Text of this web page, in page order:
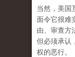
当然，美国
面令它很难
由、审查方
但必须承认，
权的恶行。